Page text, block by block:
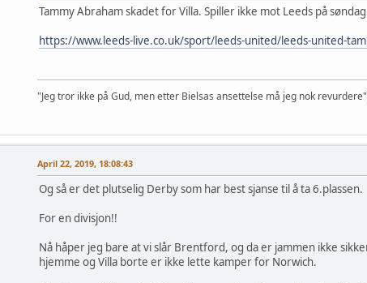
Tammy Abraham skadet for Villa. Spiller ikke mot Leeds på
https://www.leeds-live.co.uk/sport/leeds-united/leeds-united-
"Jeg tror ikke på Gud, men etter Bielsas ansettelse må jeg nok
April 22, 2019, 18:08:43
Og så er det plutselig Derby som har best sjanse til å ta 6.plassen.
For en divisjon!!
Nå håper jeg bare at vi slår Brentford, og da er jammen ikke
hjemme og Villa borte er ikke lette kamper for Norwich.